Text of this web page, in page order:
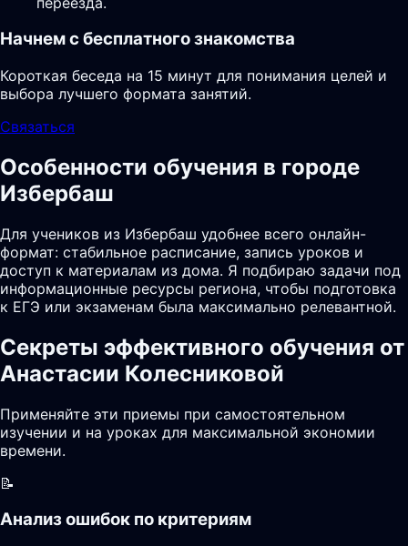
Начнем с бесплатного знакомства
Короткая беседа на 15 минут для понимания целей и
выбора лучшего формата занятий.
Связаться
Особенности обучения в городе
Избербаш
Для учеников из Избербаш удобнее всего онлайн-
формат: стабильное расписание, запись уроков и
доступ к материалам из дома. Я подбираю задачи под
информационные ресурсы региона, чтобы подготовка
к ЕГЭ или экзаменам была максимально релевантной.
Секреты эффективного обучения от
Анастасии Колесниковой
Применяйте эти приемы при самостоятельном
изучении и на уроках для максимальной экономии
времени.
📝
Анализ ошибок по критериям